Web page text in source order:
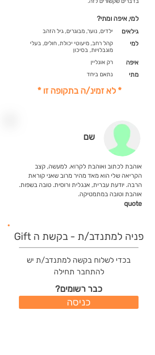
למי, איפה ומתי?
ילדים, נוער, מבוגרים, גיל הזהב גילאים
קהל רחב, מיעוטי יכולת, חולים, בעלי
מוגבלויות, בסיכון
למי
רק אונליין איפה
נתאם ביחד מתי
* לא זמינ/ה בתקופה זו *
שם
אוהבת לכתוב ואוהבת לקרוא. למעשה, קצב
הקריאה שלי הוא מאד מהיר מרוב שאני קוראת
הרבה. יודעת עברית, אנגלית ורוסית. טובה בשפות.
אוהבת וטובה במתמטיקה.
quote
פניה למתנדב/ת - בקשת ה Gift
בכדי לשלוח בקשה למתנדב/ת יש
להתחבר תחילה
כבר רשומים?
כניסה